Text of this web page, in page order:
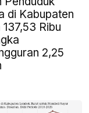
di Kabupaten
Ribu
2,25